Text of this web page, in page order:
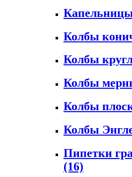
Колбы
Колбы
Колбы
Колбы
Колбы
Пипетки
(16)